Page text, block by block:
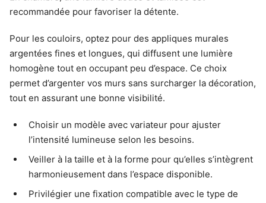
recommandée pour favoriser la détente.
Pour les couloirs, optez pour des appliques murales
argentées fines et longues, qui diffusent une lumière
homogène tout en occupant peu d’espace. Ce choix
permet d’argenter vos murs sans surcharger la décoration,
tout en assurant une bonne visibilité.
Choisir un modèle avec variateur pour ajuster
l’intensité lumineuse selon les besoins.
Veiller à la taille et à la forme pour qu’elles s’intègrent
harmonieusement dans l’espace disponible.
Privilégier une fixation compatible avec le type de